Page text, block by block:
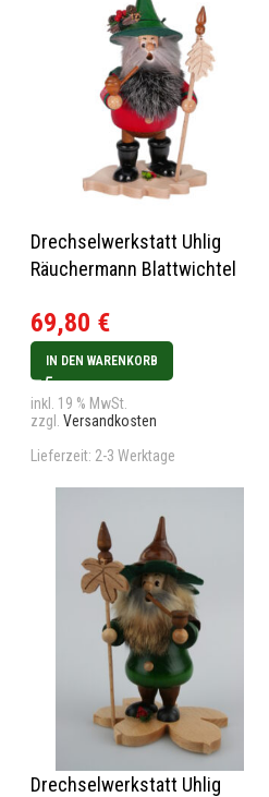
Drechselwerkstatt Uhlig
Räuchermann Blattwichtel
69,80 €
IN DEN WARENKORB
inkl. 19 % MwSt.
zzgl. Versandkosten
Lieferzeit: 2-3 Werktage
Drechselwerkstatt Uhlig